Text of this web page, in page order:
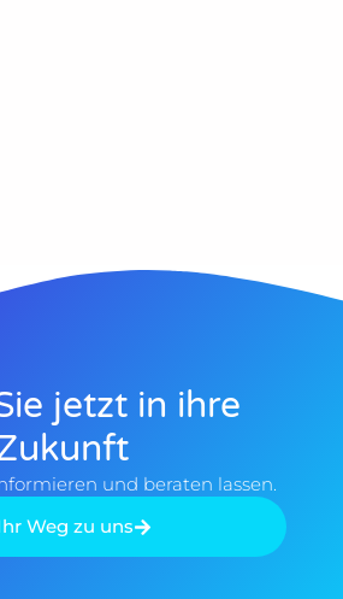
jetzt in ihre
und beraten lassen.
Weg zu uns